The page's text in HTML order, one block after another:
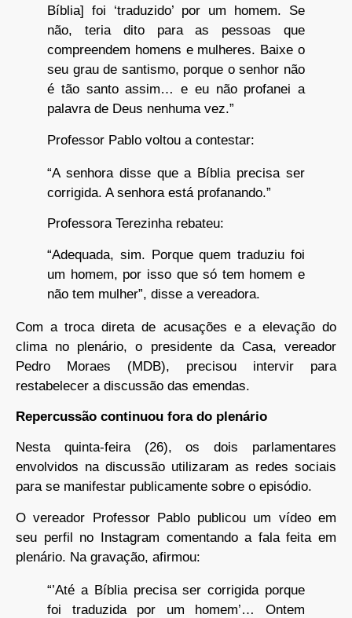
Bíblia] foi ‘traduzido’ por um homem. Se
não, teria dito para as pessoas que
compreendem homens e mulheres. Baixe o
seu grau de santismo, porque o senhor não
é tão santo assim… e eu não profanei a
palavra de Deus nenhuma vez.”
Professor Pablo voltou a contestar:
“A senhora disse que a Bíblia precisa ser
corrigida. A senhora está profanando.”
Professora Terezinha rebateu:
“Adequada, sim. Porque quem traduziu foi
um homem, por isso que só tem homem e
não tem mulher”, disse a vereadora.
Com a troca direta de acusações e a elevação do
clima no plenário, o presidente da Casa, vereador
Pedro Moraes (MDB), precisou intervir para
restabelecer a discussão das emendas.
Repercussão continuou fora do plenário
Nesta quinta-feira (26), os dois parlamentares
envolvidos na discussão utilizaram as redes sociais
para se manifestar publicamente sobre o episódio.
O vereador Professor Pablo publicou um vídeo em
seu perfil no Instagram comentando a fala feita em
plenário. Na gravação, afirmou:
“’Até a Bíblia precisa ser corrigida porque
foi traduzida por um homem’… Ontem